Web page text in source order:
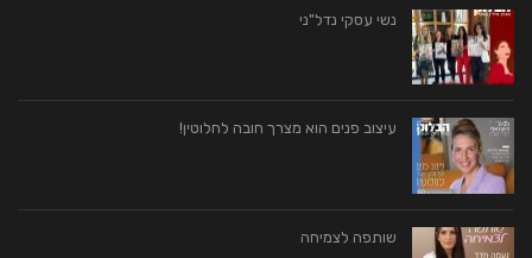
נשי עסקי נדל"ני
עיצוב פנים הוא מצרך חובה לחלוטין!
שותפה לצמיחה